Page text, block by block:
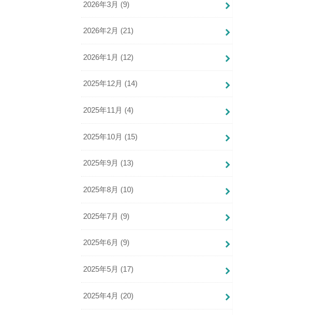
2026年3月 (9)
2026年2月 (21)
2026年1月 (12)
2025年12月 (14)
2025年11月 (4)
2025年10月 (15)
2025年9月 (13)
2025年8月 (10)
2025年7月 (9)
2025年6月 (9)
2025年5月 (17)
2025年4月 (20)